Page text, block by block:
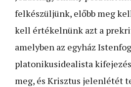
felkészüljünk, előbb meg
kell értékelnünk azt a
amelyben az egyház
platonikusidealista
meg, és Krisztus jelenlétét